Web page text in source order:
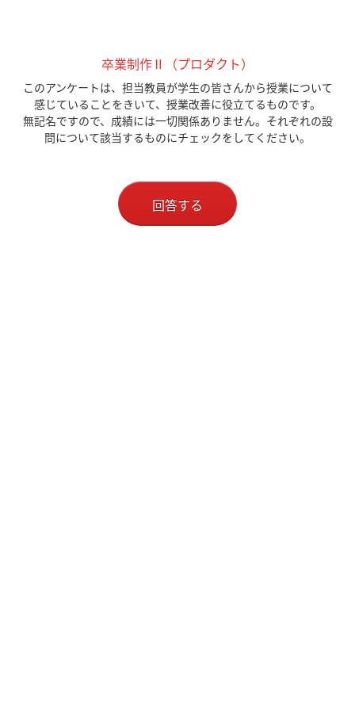
卒業制作Ⅱ（プロダクト）
このアンケートは、担当教員が学生の皆さんから授業について
感じていることをきいて、授業改善に役立てるものです。
無記名ですので、成績には一切関係ありません。それぞれの設
問について該当するものにチェックをしてください。
回答する